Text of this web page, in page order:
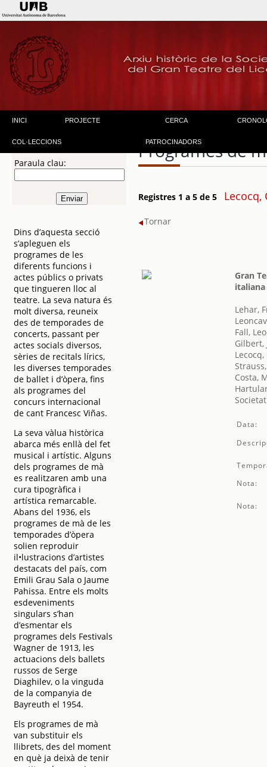
INICI PROJECTE CERCA
COL·LECCIONS PATROCINADORS
Paraula clau:
Dins d’aquesta secció
s’apleguen els
programes de les
diferents funcions i
actes públics o privats
que tingueren lloc al
teatre. La seva natura és
molt diversa, reuneix
des de temporades de
concerts, passant per
actes socials diversos,
sèries de recitals lírics,
les diverses temporades
de ballet i d’òpera, fins
als programes del
concurs internacional
de cant Francesc Viñas.
La seva vàlua històrica
abarca més enllà del fet
musical i artístic. Alguns
dels programes de mà
es realitzaren amb una
cura tipogràfica i
artística remarcable.
Abans del 1936, els
programes de mà de les
temporades d’òpera
solien reproduir
il•lustracions d’artistes
destacats del país, com
Emili Grau Sala o Jaume
Pahissa. Entre els molts
esdeveniments
singulars s’han
d’esmentar els
programes dels Festivals
Wagner de 1913, les
actuacions dels ballets
russos de Serge
Diaghilev, o la vinguda
de la companyia de
Bayreuth el 1954.
Els programes de mà
van substituir els
llibrets, des del moment
en què ja deixà de tenir
Programes de
Registres 1 a 5 de 5 Lecocq,
Tornar
Gran
italiana
Lehar,
Fall, Leo
Gilbert,
Costa,
Data:
Nota:
Nota: